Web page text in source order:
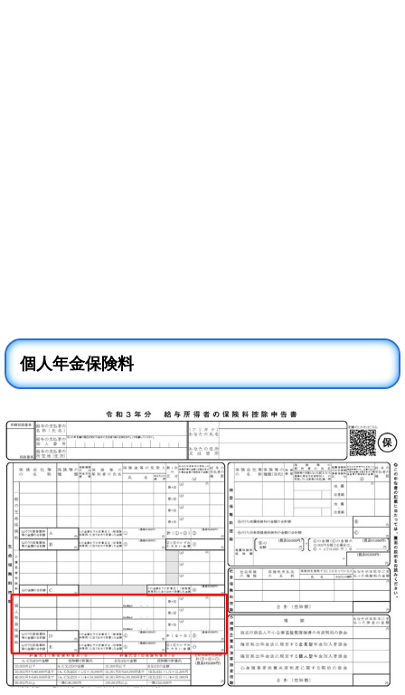
個人年金保険料